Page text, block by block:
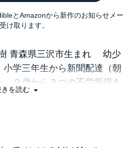
とAmazonから新作のお知らせメー
け取ります。
青森県三沢市生まれ 幼少
学三年生から新聞配達（朝
９歳から２つの不労所得を
完成させる。小学生時代に稼
却。追って、自由が丘と溝の
きを読む